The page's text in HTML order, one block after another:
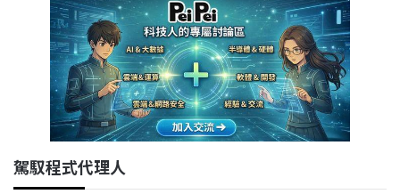
駕馭程式代理人